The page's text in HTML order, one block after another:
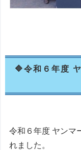
令和６年度
令和６年度 ヤンマ
れました。